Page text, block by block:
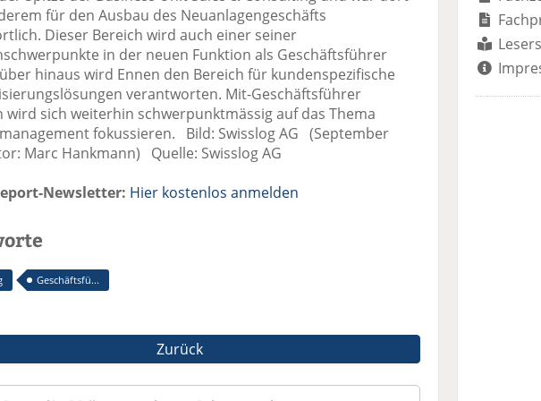
für den Ausbau des Neuanlagengeschäfts
Dieser Bereich wird auch einer seiner
in der neuen Funktion als Geschäftsführer
hinaus wird Ennen den Bereich für kundenspezifische
verantworten. Mit-Geschäftsführer
wird sich weiterhin schwerpunktmässig auf das Thema
fokussieren. Bild: Swisslog AG (September
Marc Hankmann) Quelle: Swisslog AG
Newsletter: Hier kostenlos anmelden
Geschäftsfü...
Zurück